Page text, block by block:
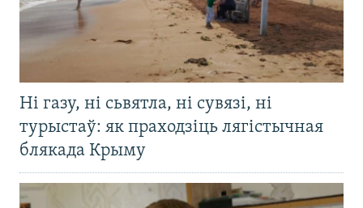
Ні газу, ні сьвятла, ні сувязі, ні
турыстаў: як праходзіць лягістычная
блякада Крыму